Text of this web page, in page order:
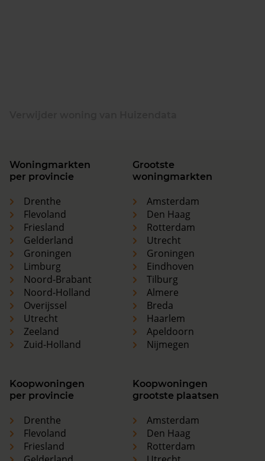
Woningmarkten
per provincie
Drenthe
Flevoland
Friesland
Gelderland
Groningen
Limburg
Noord-Brabant
Noord-Holland
Overijssel
Utrecht
Zeeland
Zuid-Holland
Grootste
woningmarkten
Amsterdam
Den Haag
Rotterdam
Utrecht
Groningen
Eindhoven
Tilburg
Almere
Breda
Haarlem
Apeldoorn
Nijmegen
Koopwoningen
per provincie
Drenthe
Flevoland
Friesland
Koopwoningen
grootste plaatsen
Amsterdam
Den Haag
Rotterdam